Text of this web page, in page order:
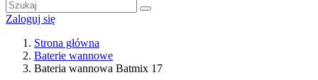
Zaloguj się
Strona główna
Baterie wannowe
Bateria wannowa Batmix 17